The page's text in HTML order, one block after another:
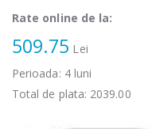
Rate online de la:
509.75 Lei
Perioada: 4luni
Total de plata: 2039.00